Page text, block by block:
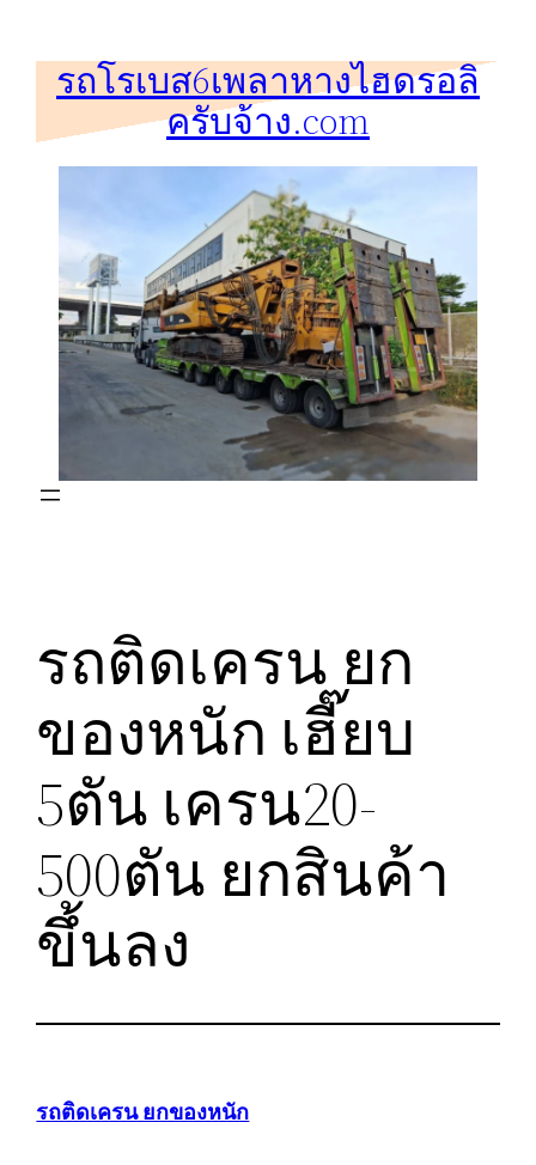
รถโรเบส6เพลาหางไฮดรอลิ
ครับจ้าง.com
รถติดเครน ยก
ของหนัก เฮี๊ยบ
5ตัน เครน20-
500ตัน ยกสินค้า
ขึ้นลง
รถติดเครน ยกของหนัก